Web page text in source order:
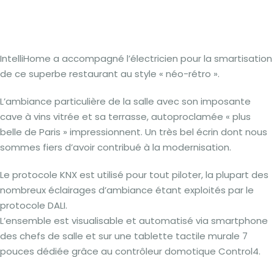
IntelliHome a accompagné l’électricien pour la smartisation
de ce superbe restaurant au style « néo-rétro ».
L’ambiance particulière de la salle avec son imposante
cave à vins vitrée et sa terrasse, autoproclamée « plus
belle de Paris » impressionnent. Un très bel écrin dont nous
sommes fiers d’avoir contribué à la modernisation.
Le protocole KNX est utilisé pour tout piloter, la plupart des
nombreux éclairages d’ambiance étant exploités par le
protocole DALI.
L’ensemble est visualisable et automatisé via smartphone
des chefs de salle et sur une tablette tactile murale 7
pouces dédiée grâce au contrôleur domotique Control4.